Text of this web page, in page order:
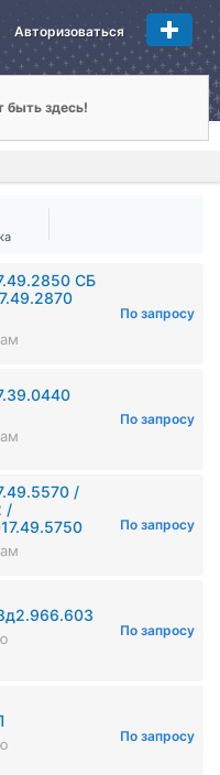
Авторизоваться
быть здесь!
СБ
По запросу
По запросу
/
/
По запросу
По запросу
По запросу